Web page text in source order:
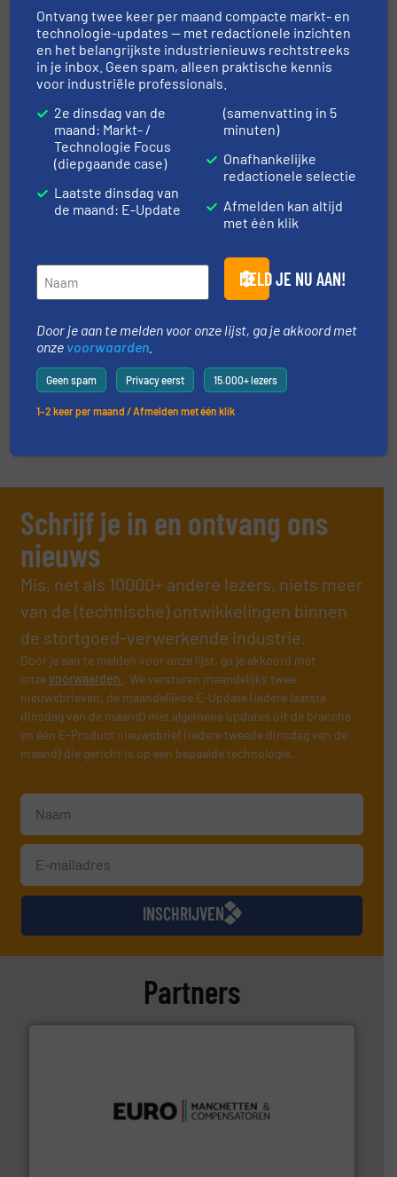
Navigatie
MARKTEN
NIEUWS
TECHNIEK ZONES
VRAAG DE EXPERT
EVENEMENTEN
VIDEO'S
Schrijf je in en ontvang ons
nieuws
Mis, net als 10000+ andere lezers, niets meer
van de (technische) ontwikkelingen binnen
de stortgoed-verwerkende industrie.
Door je aan te melden voor onze lijst, ga je akkoord met
onzevoorwaarden . We versturen maandelijks twee
nieuwsbrieven, de maandelijkse E-Update (iedere laatste
dinsdag van de maand) met algemene updates uit de branche
en één E-Product nieuwsbrief (iedere tweede dinsdag van de
maand) die gericht is op een bepaalde technologie.
INSCHRIJVEN
Partners
Ontvang twee keer per maand compacte markt- en
technologie-updates — met redactionele inzichten
en het belangrijkste industrienieuws rechtstreeks
in je inbox. Geen spam, alleen praktische kennis
voor industriële professionals.
2e dinsdag van de
maand: Markt- /
Technologie Focus
(diepgaande case)
Laatste dinsdag van
de maand: E-Update
(samenvatting in 5
minuten)
Onafhankelijke
redactionele selectie
Afmelden kan altijd
met één klik
MELD JE NU AAN!
Door je aan te melden voor onze lijst, ga je akkoord met
onze voorwaarden
Geen spam Privacy eerst 15.000+ lezers
1–2 keer per maand / Afmelden met één klik